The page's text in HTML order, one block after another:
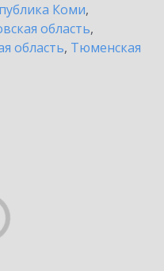
Коми,
область,
область, Тюменская